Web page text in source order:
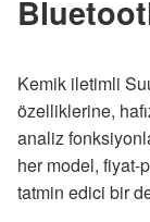
Kemik iletimli
özelliklerine,
analiz
her model, fiyat-
tatmin edici bir